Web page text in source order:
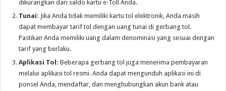
dikurangkan dari saldo kartu e-Toll Anda.
Tunai: Jika Anda tidak memiliki kartu tol elektronik, Anda masih
dapat membayar tarif tol dengan uang tunai di gerbang tol.
Pastikan Anda memiliki uang dalam denominasi yang sesuai dengan
tarif yang berlaku.
Aplikasi Tol: Beberapa gerbang tol juga menerima pembayaran
melalui aplikasi tol resmi. Anda dapat mengunduh aplikasi ini di
ponsel Anda, mendaftar, dan menghubungkan akun bank atau